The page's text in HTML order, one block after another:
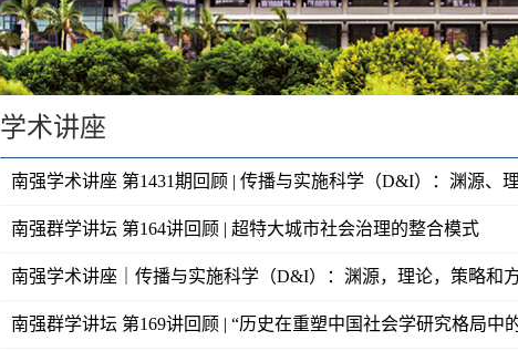
学术讲座
南强学术讲座 第1431期回顾 | 传播与实施科学（D&I）：渊源、
南强群学讲坛 第164讲回顾 | 超特大城市社会治理的整合模式
南强学术讲座｜传播与实施科学（D&I）：渊源，理论，策略和
南强群学讲坛 第169讲回顾 | “历史在重塑中国社会学研究格局中